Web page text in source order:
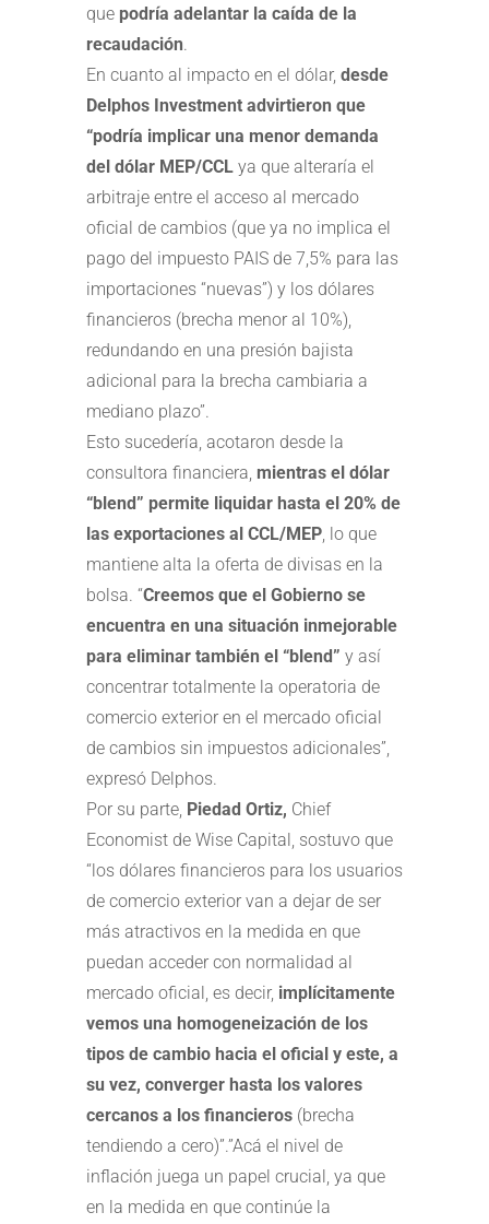
que podría adelantar la caída de la
recaudación.
En cuanto al impacto en el dólar, desde
Delphos Investment advirtieron que
“podría implicar una menor demanda
del dólar MEP/CCL ya que alteraría el
arbitraje entre el acceso al mercado
oficial de cambios (que ya no implica el
pago del impuesto PAIS de 7,5% para las
importaciones “nuevas”) y los dólares
financieros (brecha menor al 10%),
redundando en una presión bajista
adicional para la brecha cambiaria a
mediano plazo”.
Esto sucedería, acotaron desde la
consultora financiera, mientras el dólar
“blend” permite liquidar hasta el 20% de
las exportaciones al CCL/MEP , lo que
mantiene alta la oferta de divisas en la
bolsa. “Creemos que el Gobierno se
encuentra en una situación inmejorable
para eliminar también el “blend” y así
concentrar totalmente la operatoria de
comercio exterior en el mercado oficial
de cambios sin impuestos adicionales”,
expresó Delphos.
Por su parte, Piedad Ortiz, Chief
Economist de Wise Capital, sostuvo que
“los dólares financieros para los usuarios
de comercio exterior van a dejar de ser
más atractivos en la medida en que
puedan acceder con normalidad al
mercado oficial, es decir, implícitamente
vemos una homogeneización de los
tipos de cambio hacia el oficial y este, a
su vez, converger hasta los valores
cercanos a los financieros (brecha
tendiendo a cero)”.”Acá el nivel de
inflación juega un papel crucial, ya que
en la medida en que continúe la